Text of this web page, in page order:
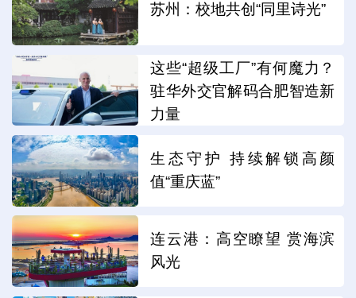
苏州：校地共创“同里诗光”
这些“超级工厂”有何魔力？
驻华外交官解码合肥智造新
力量
生态守护 持续解锁高颜
值“重庆蓝”
连云港：高空瞭望 赏海滨
风光